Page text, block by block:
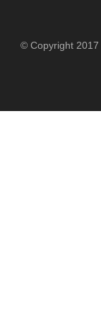
© Copyright 2017